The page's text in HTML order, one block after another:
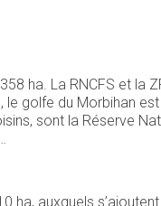
ha. La RNCFS et la
golfe du Morbihan
sont la Réserve
ha, auxquels